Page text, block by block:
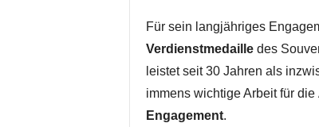
Für sein langjähriges
Verdienstmedailledes
leistet seit 30 Jahren als
immens wichtige Arbeit für
Engagement.